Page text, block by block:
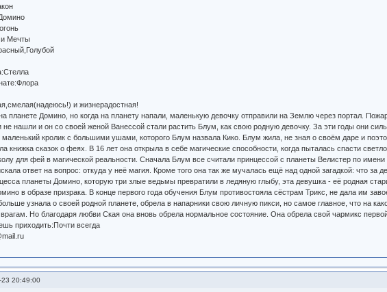
и Мечты
и жизнерадостная!
планете Домино, но когда на планету напали, маленькую девочку отправили на Землю через портал.
не нашли и он со своей женой Ванессой стали растить Блум, как свою родную девочку. За эти годы они
маленький кролик с большими ушами, которого Блум назвала Кико. Блум жила, не зная о своём даре и
книжка сказок о феях. В 16 лет она открыла в себе магические способности, когда пыталась спасти
для фей в магической реальности. Сначала Блум все считали принцессой с планеты Велистер по
ответ на вопрос: откуда у неё магия. Кроме того она так же мучалась ещё над одной загадкой: что
планеты Домино, которую три злые ведьмы превратили в ледяную глыбу, эта девушка - её родная
в образе призрака. В конце первого года обучения Блум противостояла сёстрам Трикс, не дала им
узнала о своей родной планете, обрела в напарники свою личную пикси, но самое главное, что на
врагам. Но благодаря любви Ская она вновь обрела нормальное состояние. Она обрела свой чармикс
приходить:Почти всегда
23 20:49:00